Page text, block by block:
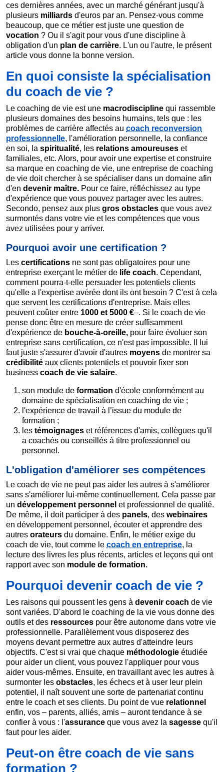
ces dernières années, avec un marché générant jusqu'à
plusieurs milliards d'euros par an. Pensez-vous comme
beaucoup, que ce métier est juste une question de
vocation ? Ou il s'agit pour vous d'une discipline à
obligation d'un plan de carrière. L'un ou l'autre, le présent
article vous donne la bonne version.
En quoi consiste la spécialisation
du coach de vie ?
Le coaching de vie est une macrodiscipline qui rassemble
plusieurs domaines des besoins humains, tels que : les
problèmes de carrière affectés au coach reconversion
professionnelle, l'amélioration personnelle, la confiance
en soi, la spiritualité, les relations amoureuses et
familiales, etc. Alors, pour avoir une expertise et construire
sa marque en coaching de vie, une entreprise de coaching
de vie doit chercher à se spécialiser dans un domaine afin
d'en devenir maître. Pour ce faire, réfléchissez au type
d'expérience que vous pouvez partager avec les autres.
Secondo, pensez aux plus gros obstacles que vous avez
surmontés dans votre vie et les compétences que vous
avez utilisées pour y arriver.
Pourquoi avoir une certification ?
Les certifications ne sont pas obligatoires pour une
entreprise exerçant le métier de life coach. Cependant,
comment pourra-t-elle persuader les potentiels clients
qu'elle a l'expertise avérée dont ils ont besoin ? C'est à cela
que servent les certifications d'entreprise. Mais elles
peuvent coûter entre 1000 et 5000 €–. Si le coach de vie
pense donc être en mesure de créer suffisamment
d'expérience de bouche-à-oreille, pour faire évoluer son
entreprise sans certification, ce n'est pas impossible. Il lui
faut juste s'assurer d'avoir d'autres moyens de montrer sa
crédibilité aux clients potentiels et pouvoir fixer son
business coach de vie salaire.
son module de formation d'école conformément au
domaine de spécialisation en coaching de vie ;
l'expérience de travail à l’issue du module de
formation ;
les témoignages et références d'amis, collègues qu'il
a coachés ou conseillés à titre professionnel ou
personnel.
L'obligation d'améliorer ses compétences
Le coach de vie ne peut pas aider les autres à s'améliorer
sans s'améliorer lui-même continuellement. Cela passe par
un développement personnel et professionnel de qualité.
De même, il doit participer à des panels, des webinaires
en développement personnel, écouter et apprendre des
autres orateurs du domaine. Enfin, le métier exige du
coach de vie, tout comme le coach en entreprise, la
lecture des livres les plus récents, articles et leçons qui ont
rapport avec son module de formation.
Pourquoi devenir coach de vie ?
Les raisons qui poussent les gens à devenir coach de vie
sont variées. D'abord le coaching de la vie vous donne des
outils et des ressources pour être autonome dans votre vie
professionnelle. Parallèlement vous disposerez des
moyens devant permettre aux autres d'atteindre leurs
objectifs. C'est si vrai que chaque méthodologie étudiée
pour aider un client, vous pouvez l'appliquer pour vous
aider vous-mêmes. Ensuite, en travaillant avec les autres à
surmonter les obstacles, les échecs et à user leur plein
potentiel, il naît souvent une sorte de partenariat continu
entre le coach et ses clients. Du point de vue relationnel
enfin, vos – parents, alliés, amis – auront tendance à se
confier à vous : l'assurance que vous avez la sagesse qu'il
faut pour les aider.
Peut-on être coach de vie sans
formation ?